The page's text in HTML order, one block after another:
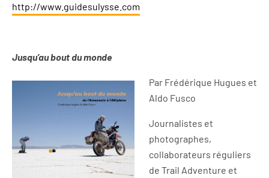
http://www.guidesulysse.com
Jusqu’au bout du monde
Par Frédérique Hugues et
Aldo Fusco
Journalistes et
photographes,
collaborateurs réguliers
de Trail Adventure et